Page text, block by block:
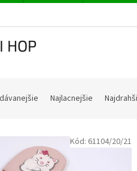
HOP
Najlacnejšie
Kód: 61104/20/21